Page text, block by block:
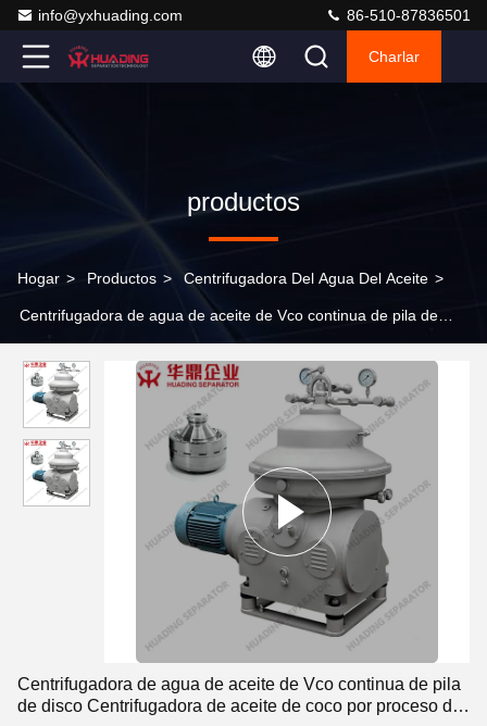
info@yxhuading.com 86-510-87836501
Charlar
productos
Hogar > Productos > Centrifugadora Del Agua Del Aceite >
Centrifugadora de agua de aceite de Vco continua de pila de
en frío
Centrifugadora de agua de aceite de Vco continua de pila
de disco Centrifugadora de aceite de coco por proceso de